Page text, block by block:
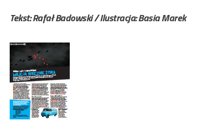
Tekst: Rafał Badowski / Ilustracja: Basia Marek